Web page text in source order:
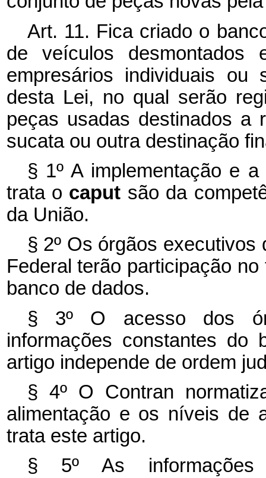
Art. 11. Fica criado o
de veículos desmontados
empresários individuais ou
desta Lei, no qual serão
peças usadas destinados a
sucata ou outra destinação
§ 1º A implementação e
trata o caput são da
da União.
§ 2º Os órgãos
Federal terão participação
banco de dados.
§ 3º O acesso dos
informações constantes
artigo independe de ordem
§ 4º O Contran
alimentação e os níveis de
trata este artigo.
§ 5º As informações